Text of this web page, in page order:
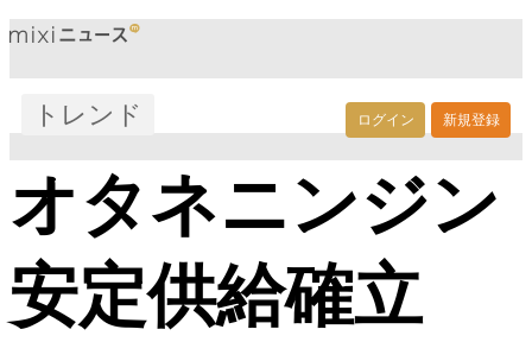
ログイン 新規登録
トレンド
オタネニンジン
安定供給確立